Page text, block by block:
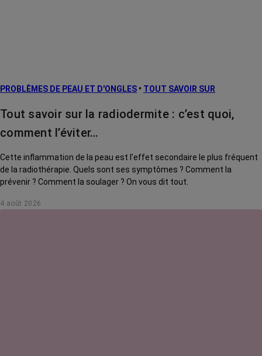
Traitements
La vie autour
PROBLÈMES DE PEAU ET D'ONGLES • TOUT SAVOIR SUR
Tout savoir sur la radiodermite : c’est quoi,
comment l’éviter…
Cette inflammation de la peau est l’effet secondaire le plus fréquent
de la radiothérapie. Quels sont ses symptômes ? Comment la
prévenir ? Comment la soulager ? On vous dit tout.
4 août 2026